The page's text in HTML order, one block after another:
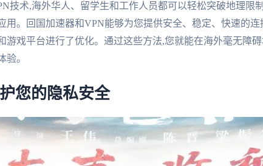
技术,海外华人、留学生和工作人员都可以轻松突破地理限
用。回国加速器和VPN能够为您提供安全、稳定、快速的连
游戏平台进行了优化。通过这些方法,您就能在海外毫无障
验。
您的隐私安全